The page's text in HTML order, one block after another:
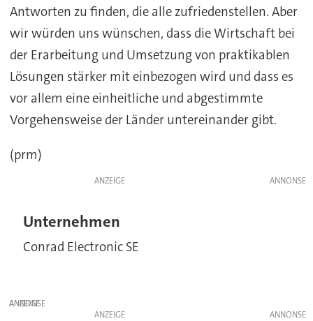
Antworten zu finden, die alle zufriedenstellen. Aber
wir würden uns wünschen, dass die Wirtschaft bei
der Erarbeitung und Umsetzung von praktikablen
Lösungen stärker mit einbezogen wird und dass es
vor allem eine einheitliche und abgestimmte
Vorgehensweise der Länder untereinander gibt.
(prm)
ANZEIGE
Unternehmen
Conrad Electronic SE
ANZEIGE
ANZEIGE